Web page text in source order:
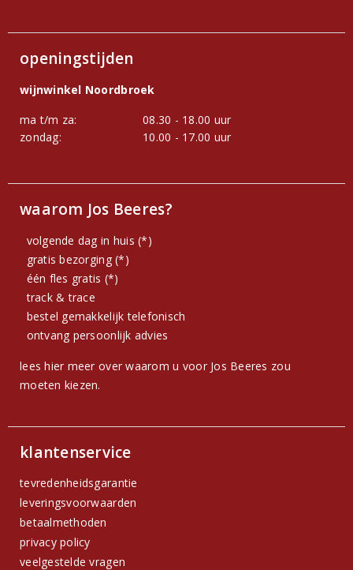
openingstijden
wijnwinkel Noordbroek
ma t/m za:
08.30 - 18.00 uur
zondag:
10.00 - 17.00 uur
waarom Jos Beeres?
volgende dag in huis (*)
gratis bezorging (*)
één fles gratis (*)
track & trace
bestel gemakkelijk telefonisch
ontvang persoonlijk advies
lees hier meer over waarom u voor Jos Beeres zou
moeten kiezen.
klantenservice
tevredenheidsgarantie
leveringsvoorwaarden
betaalmethoden
privacy policy
veelgestelde vragen